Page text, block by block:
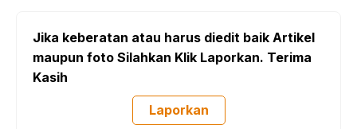
Jika keberatan atau harus diedit baik Artikel
maupun foto Silahkan Klik Laporkan. Terima
Kasih
Laporkan